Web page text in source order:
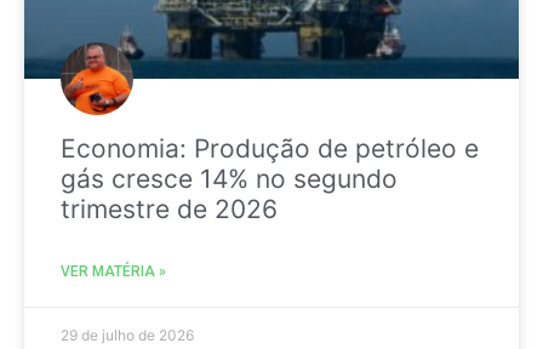
Economia: Produção de petróleo e
gás cresce 14% no segundo
trimestre de 2026
VER MATÉRIA »
29 de julho de 2026